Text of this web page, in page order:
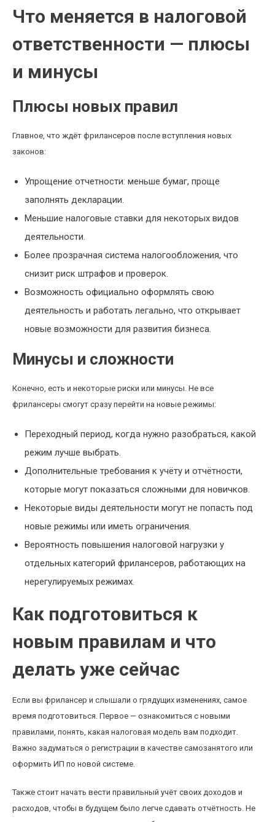
Что меняется в налоговой
ответственности — плюсы
и минусы
Плюсы новых правил
Главное, что ждёт фрилансеров после вступления новых
законов:
Упрощение отчетности: меньше бумаг, проще
заполнять декларации.
Меньшие налоговые ставки для некоторых видов
деятельности.
Более прозрачная система налогообложения, что
снизит риск штрафов и проверок.
Возможность официально оформлять свою
деятельность и работать легально, что открывает
новые возможности для развития бизнеса.
Минусы и сложности
Конечно, есть и некоторые риски или минусы. Не все
фрилансеры смогут сразу перейти на новые режимы:
Переходный период, когда нужно разобраться, какой
режим лучше выбрать.
Дополнительные требования к учёту и отчётности,
которые могут показаться сложными для новичков.
Некоторые виды деятельности могут не попасть под
новые режимы или иметь ограничения.
Вероятность повышения налоговой нагрузки у
отдельных категорий фрилансеров, работающих на
нерегулируемых режимах.
Как подготовиться к
новым правилам и что
делать уже сейчас
Если вы фрилансер и слышали о грядущих изменениях, самое
время подготовиться. Первое — ознакомиться с новыми
правилами, понять, какая налоговая модель вам подходит.
Важно задуматься о регистрации в качестве самозанятого или
оформить ИП по новой системе.
Также стоит начать вести правильный учёт своих доходов и
расходов, чтобы в будущем было легче сдавать отчётность. Не